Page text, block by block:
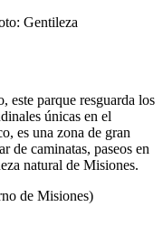
Gentileza
este parque resguarda los
únicas en el
es una zona de gran
de caminatas, paseos en
natural de Misiones.
de Misiones)